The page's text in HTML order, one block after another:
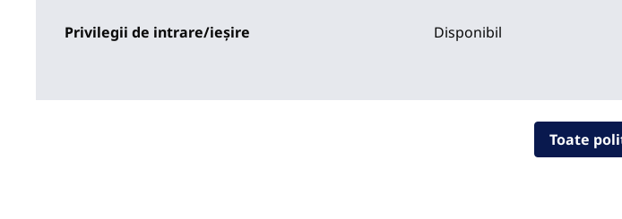
Privilegii de intrare/ieșire Disponibil
Toate